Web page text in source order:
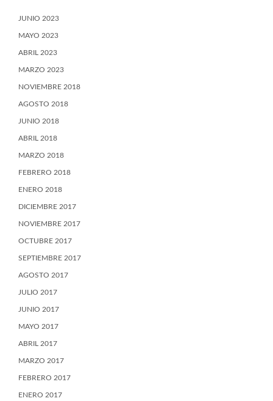
JUNIO 2023
MAYO 2023
ABRIL 2023
MARZO 2023
NOVIEMBRE 2018
AGOSTO 2018
JUNIO 2018
ABRIL 2018
MARZO 2018
FEBRERO 2018
ENERO 2018
DICIEMBRE 2017
NOVIEMBRE 2017
OCTUBRE 2017
SEPTIEMBRE 2017
AGOSTO 2017
JULIO 2017
JUNIO 2017
MAYO 2017
ABRIL 2017
MARZO 2017
FEBRERO 2017
ENERO 2017